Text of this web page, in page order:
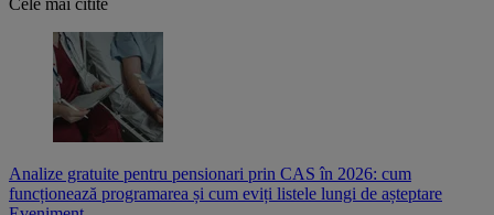
Analize gratuite pentru pensionari prin CAS în 2026: cum
funcționează programarea și cum eviți listele lungi de așteptare